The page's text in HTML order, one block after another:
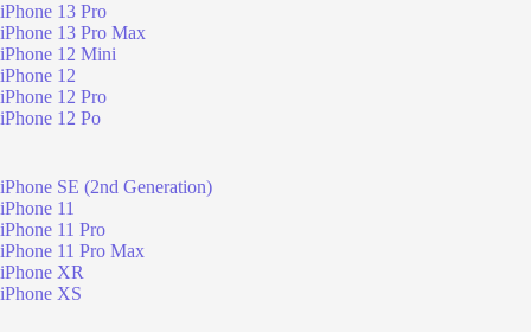
iPhone 13 Pro
iPhone 13 Pro Max
iPhone 12 Mini
iPhone 12
iPhone 12 Pro
iPhone 12 Po
iPhone SE (2nd Generation)
iPhone 11
iPhone 11 Pro
iPhone 11 Pro Max
iPhone XR
iPhone XS